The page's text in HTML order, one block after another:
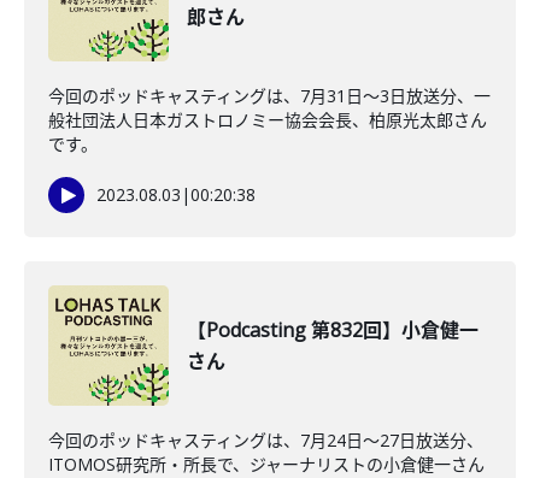
郎さん
今回のポッドキャスティングは、7月31日〜3日放送分、一
般社団法人日本ガストロノミー協会会長、柏原光太郎さん
です。
2023.08.03 |00:20:38
【Podcasting 第832回】小倉健一
さん
今回のポッドキャスティングは、7月24日〜27日放送分、
ITOMOS研究所・所長で、ジャーナリストの小倉健一さん